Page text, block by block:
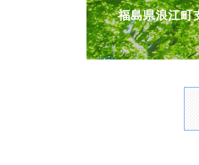
福島県浪江町